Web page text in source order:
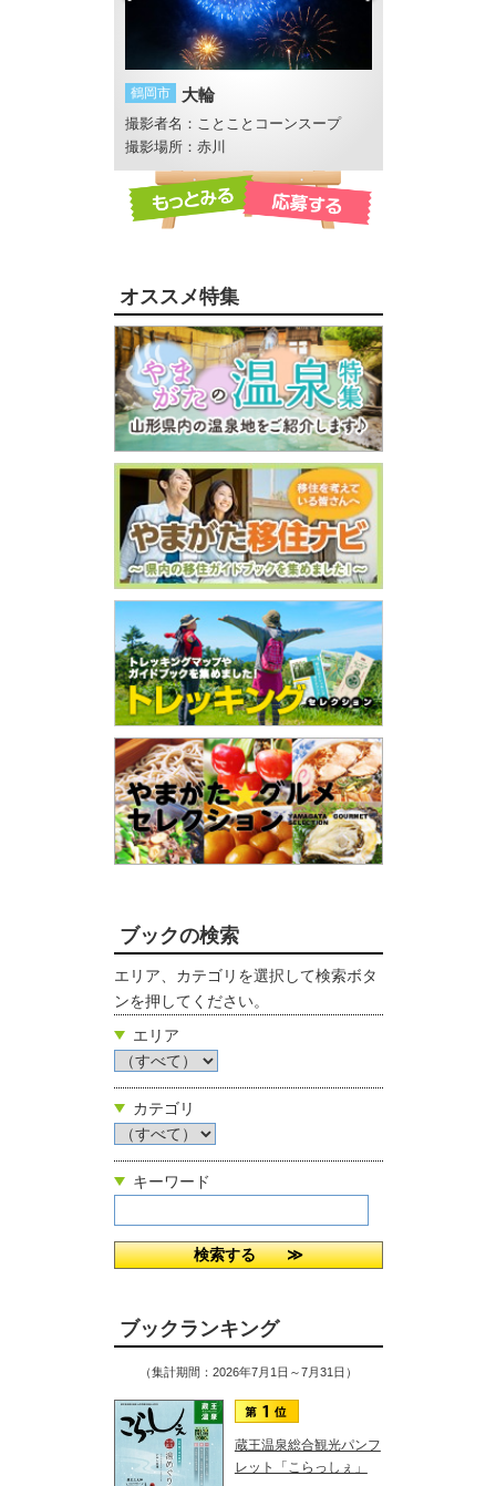
鶴岡市 大輪
撮影者名：ことことコーンスープ
撮影場所：赤川
オススメ特集
ブックの検索
エリア、カテゴリを選択して検索ボタ
ンを押してください。
エリア
カテゴリ
キーワード
ブックランキング
（集計期間：2026年7月1日～7月31日）
蔵王温泉総合観光パンフ
レット「こらっしぇ」